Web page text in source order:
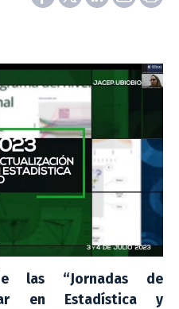
las “Jornadas de
en Estadística y